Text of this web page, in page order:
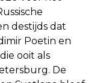
destijds dat
Poetin en
ooit als
De